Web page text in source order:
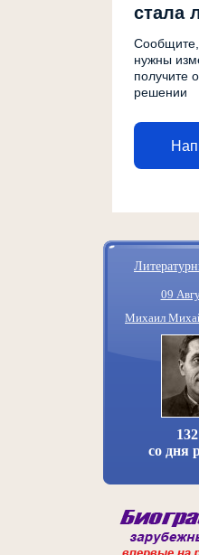
стала
Сообщите,
нужны
получите
решении
09
Михаил
со дня